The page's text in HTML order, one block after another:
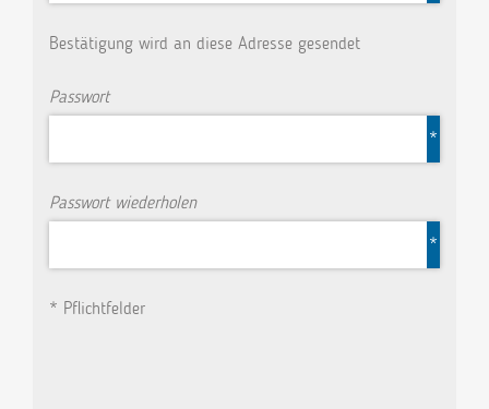
Bestätigung wird an diese Adresse gesendet
Passwort
*
Passwort wiederholen
*
* Pflichtfelder